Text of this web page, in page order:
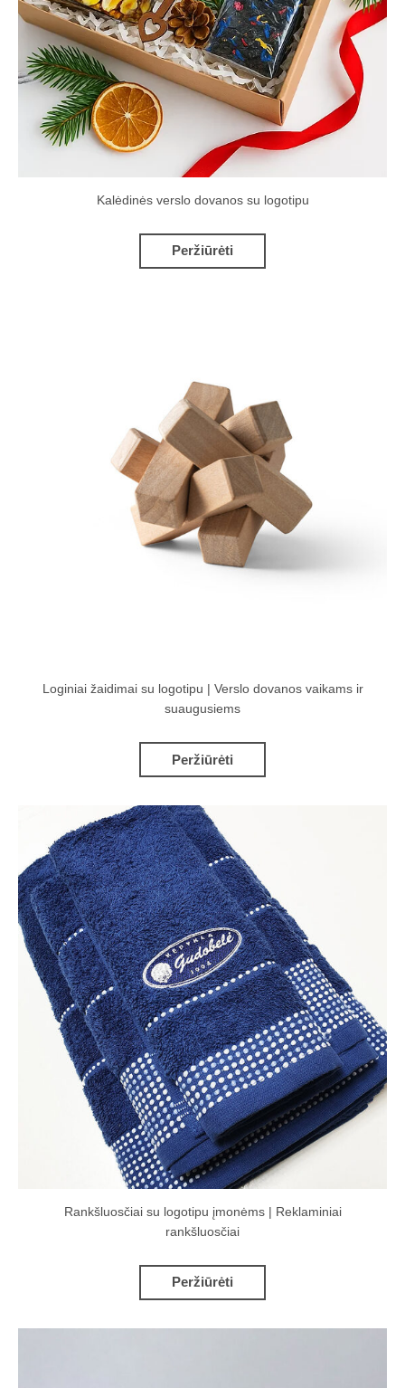
Kalėdinės verslo dovanos su logotipu
Peržiūrėti
Loginiai žaidimai su logotipu | Verslo dovanos vaikams ir
suaugusiems
Peržiūrėti
Rankšluosčiai su logotipu įmonėms | Reklaminiai
rankšluosčiai
Peržiūrėti